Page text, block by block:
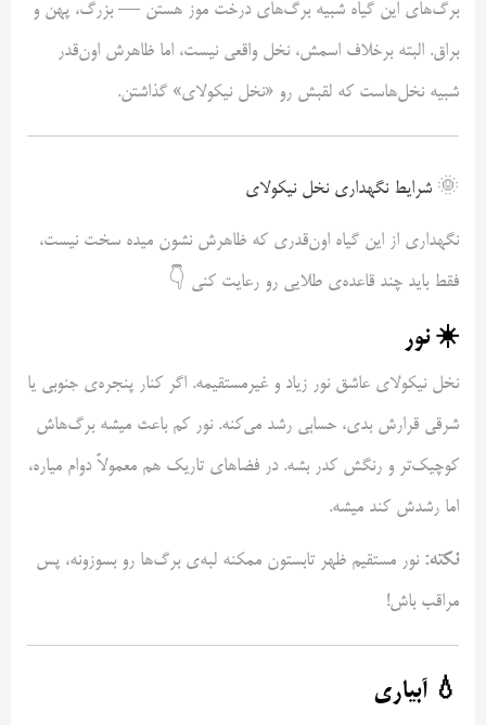
برگ‌های این گیاه شبیه برگ‌های درخت موز هستن — بزرگ، پهن و
براق. البته برخلاف اسمش، نخل واقعی نیست، اما ظاهرش اون‌قدر
شبیه نخل‌هاست که لقبش رو «نخل نیکولای» گذاشتن.
🌞 شرایط نگهداری نخل نیکولای
نگهداری از این گیاه اون‌قدری که ظاهرش نشون میده سخت نیست،
فقط باید چند قاعده‌ی طلایی رو رعایت کنی 👇
☀️ نور
نخل نیکولای عاشق نور زیاد و غیرمستقیمه. اگر کنار پنجره‌ی جنوبی یا
شرقی قرارش بدی، حسابی رشد می‌کنه. نور کم باعث میشه برگ‌هاش
کوچیک‌تر و رنگش کدر بشه. در فضاهای تاریک هم معمولاً دوام میاره،
اما رشدش کند میشه.
نکته: نور مستقیم ظهر تابستون ممکنه لبه‌ی برگ‌ها رو بسوزونه، پس
مراقب باش!
💧 آبیاری